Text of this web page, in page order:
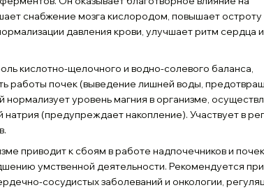
снабжение мозга кислородом, повышает остроту
давления крови, улучшает ритм сердца и
кислотно-щелочного и водно-солевого баланса,
работы почек (выведение лишней воды,
нормализует уровень магния в организме,
натрия (предупреждает накопление). Участвует в
приводит к сбоям в работе надпочечников и
умственной деятельности. Рекомендуется
сосудистых заболеваний и онкологии,